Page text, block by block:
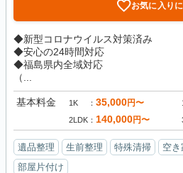
お気に入り
◆新型コロナウイルス対策済み
◆安心の24時間対応
◆福島県内全域対応
（...
基本料金 1K 35,000円〜
2LDK 140,000円〜
遺品整理 生前整理 特殊清掃 空き
部屋片付け